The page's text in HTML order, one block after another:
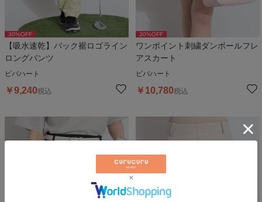
30%OFF
【吸水速乾】バック裾ロゴライン
ロングパンツ
ビバハート
￥9,240税込
30%OFF
ワンポイント刺繍ダンボールフレ
アスカート
ビバハート
￥ 10,780税込